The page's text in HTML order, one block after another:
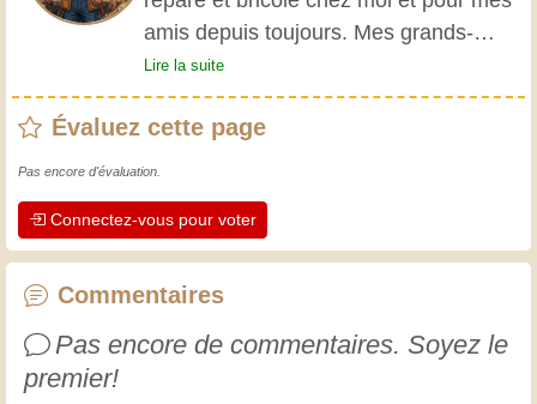
amis depuis toujours. Mes grands-
parents m'ont initié très jeune, et
depuis, j'ai acquis une riche expérience.
L'expérience est essentielle ! Elle nous
professionnels. Apprenons ensemble ;
chaque jour est une occasion de
progresser. Amusez-vous bien !
Lire la suite
Évaluez cette page
Pas encore d'évaluation.
Connectez-vous pour voter
Commentaires
Pas encore de commentaires. Soyez le
premier!